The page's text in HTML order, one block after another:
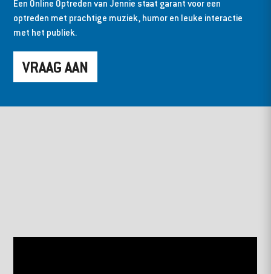
Een Online Optreden van Jennie staat garant voor een
optreden met prachtige muziek, humor en leuke interactie
met het publiek.
VRAAG AAN